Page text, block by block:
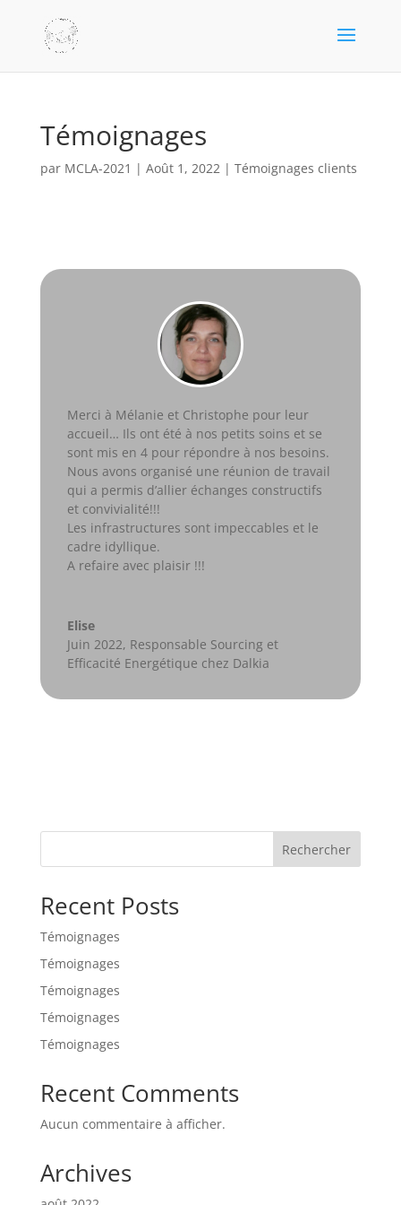
Témoignages
par MCLA-2021 | Août 1, 2022| Témoignages clients
Merci à Mélanie et Christophe pour leur
accueil… Ils ont été à nos petits soins et se
sont mis en 4 pour répondre à nos besoins.
Nous avons organisé une réunion de travail
qui a permis d’allier échanges constructifs
et convivialité!!!
Les infrastructures sont impeccables et le
cadre idyllique.
A refaire avec plaisir !!!
Elise
Juin 2022, Responsable Sourcing et
Efficacité Energétique chez Dalkia
Rechercher
Recent Posts
Témoignages
Témoignages
Témoignages
Témoignages
Témoignages
Recent Comments
Aucun commentaire à afficher.
Archives